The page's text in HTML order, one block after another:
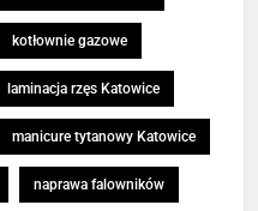
kotłownie gazowe
laminacja rzęs Katowice
manicure tytanowy Katowice
naprawa falowników